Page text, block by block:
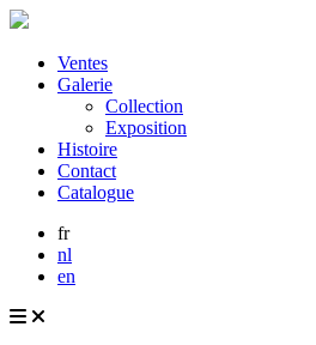
Ventes
Galerie
Collection
Exposition
Histoire
Contact
Catalogue
fr
nl
en